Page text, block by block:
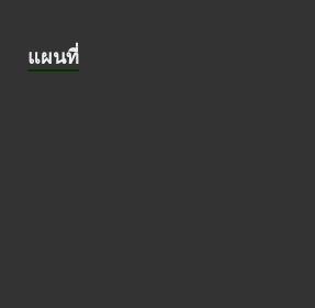
แผนที่